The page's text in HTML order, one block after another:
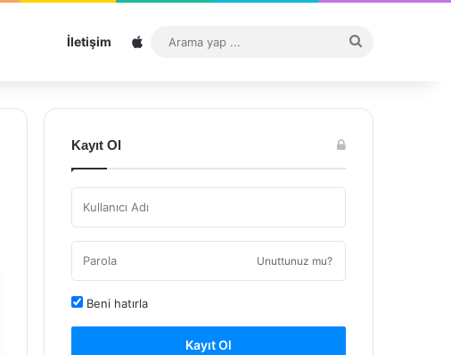
İletişim Sitemap
...
Kayıt Ol
Unuttunuz mu?
Beni hatırla
Kayıt Ol